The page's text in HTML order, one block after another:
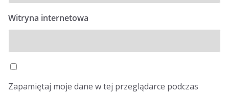
Witryna internetowa
Zapamiętaj moje dane w tej przeglądarce podczas